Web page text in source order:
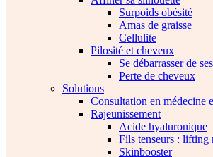
Surpoids obésité
Amas de graisse
Cellulite
Pilosité et cheveux
Se débarrasser de
Perte de cheveux
Solutions
Consultation en médecine
Rajeunissement
Acide hyaluronique
Fils tenseurs : lifting
Skinbooster